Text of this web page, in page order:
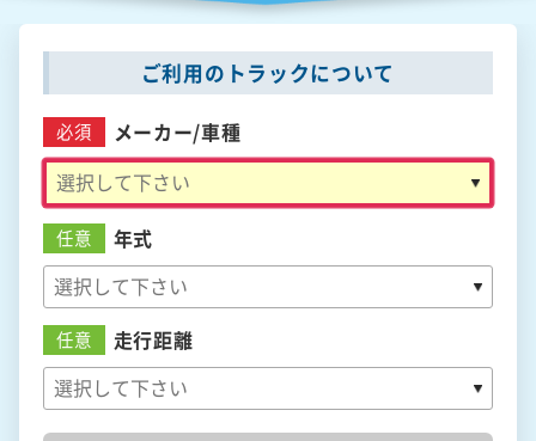
ご利用のトラックについて
必須 メーカー/車種
任意 年式
任意 走行距離